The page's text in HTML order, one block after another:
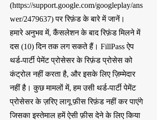
(https://support.google.com/googleplay/ans
wer/2479637)पर रिफ़ंड के बारे में जानें।
हमारे अनुभव में, कैंसलेशन के बाद रिफ़ंड मिलने में
दस (10) दिन तक लग सकते हैं। FillPass ऐप
थर्ड-पार्टी पेमेंट प्रोसेसर के रिफ़ंड प्रोसेस को
कंट्रोल नहीं करता है, और इसके लिए ज़िम्मेदार
नहीं है। कुछ मामलों में, हम उसी थर्ड-पार्टी पेमेंट
प्रोसेसर के ज़रिए लागू फ़ीस रिफ़ंड नहीं कर पाएंगे
जिसका इस्तेमाल हमें ऐसी फ़ीस देने के लिए किया